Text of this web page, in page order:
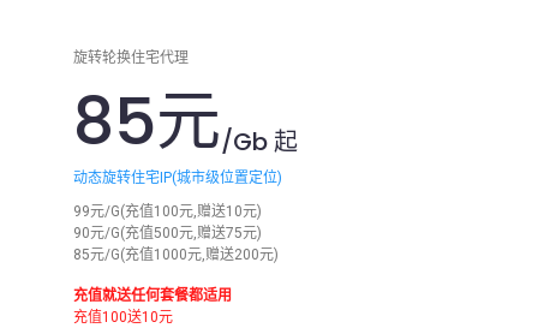
旋转轮换住宅代理
85元/Gb 起
动态旋转住宅IP(城市级位置定位)
99元/G(充值100元,赠送10元)
90元/G(充值500元,赠送75元)
85元/G(充值1000元,赠送200元)
充值就送任何套餐都适用
充值100送10元